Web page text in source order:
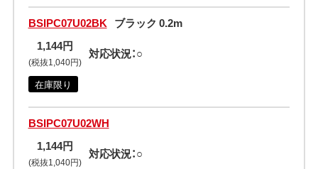
BSIPC07U02BK ブラック 0.2m
1,144円
(税抜1,040円)
対応状況：○
在庫限り
BSIPC07U02WH
1,144円
(税抜1,040円)
対応状況：○